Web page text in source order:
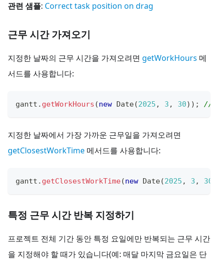
관련 샘플: Correct task position on drag
근무 시간 가져오기
지정한 날짜의 근무 시간을 가져오려면 getWorkHours 메
서드를 사용합니다:
gantt . getWorkHours (new Date(2025 , 3 , 30) ) ; //
지정한 날짜에서 가장 가까운 근무일을 가져오려면
getClosestWorkTime 메서드를 사용합니다:
gantt . getClosestWorkTime(new Date(2025 , 3 , 30
특정 근무 시간 반복 지정하기
프로젝트 전체 기간 동안 특정 요일에만 반복되는 근무 시간
을 지정해야 할 때가 있습니다(예: 매달 마지막 금요일은 단